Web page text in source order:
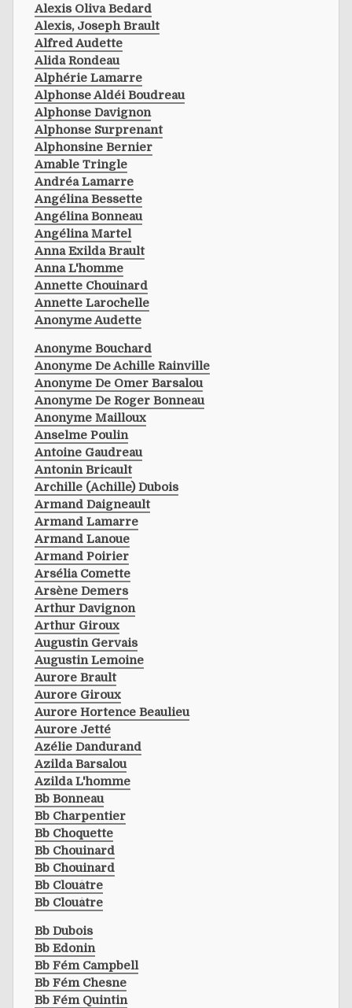
Alexis Oliva Bedard
Alexis, Joseph Brault
Alfred Audette
Alida Rondeau
Alphérie Lamarre
Alphonse Aldéi Boudreau
Alphonse Davignon
Alphonse Surprenant
Alphonsine Bernier
Amable Tringle
Andréa Lamarre
Angélina Bessette
Angélina Bonneau
Angélina Martel
Anna Exilda Brault
Anna L'homme
Annette Chouinard
Annette Larochelle
Anonyme Audette
Anonyme Bouchard
Anonyme De Achille Rainville
Anonyme De Omer Barsalou
Anonyme De Roger Bonneau
Anonyme Mailloux
Anselme Poulin
Antoine Gaudreau
Antonin Bricault
Archille (achille) Dubois
Armand Daigneault
Armand Lamarre
Armand Lanoue
Armand Poirier
Arsélia Comette
Arsène Demers
Arthur Davignon
Arthur Giroux
Augustin Gervais
Augustin Lemoine
Aurore Brault
Aurore Giroux
Aurore Hortence Beaulieu
Aurore Jetté
Azélie Dandurand
Azilda Barsalou
Azilda L'homme
Bb Bonneau
Bb Charpentier
Bb Choquette
Bb Chouinard
Bb Chouinard
Bb Clouâtre
Bb Clouâtre
Bb Dubois
Bb Edonin
Bb Fém Campbell
Bb Fém Chesne
Bb Fém Quintin